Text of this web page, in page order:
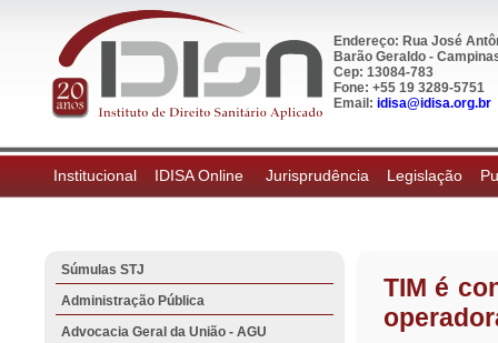
Endereço: Rua José
Barão Geraldo -
Cep: 13084-783
Fone: +55 19 3289-5751
Email: idisa@idisa.org.br
Institucional IDISA Online Jurisprudência Legislação
Súmulas STJ
Administração Pública
Advocacia Geral da União - AGU
TIM é